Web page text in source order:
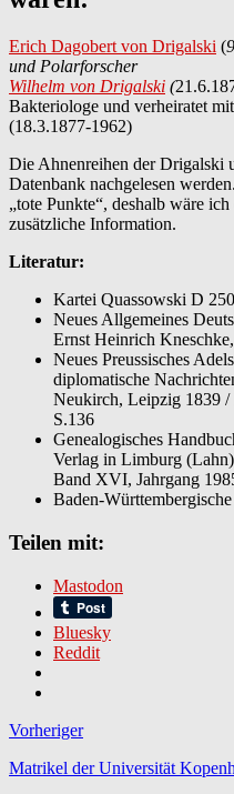
Erich Dagobert von Drigalski (
und Polarforscher
Wilhelm von Drigalski (
Bakteriologe und verheiratet
(18.3.1877-1962)
Die Ahnenreihen der Drigalski
Datenbank nachgelesen
„tote Punkte“, deshalb wäre
zusätzliche Information.
Literatur:
Kartei Quassowski D 250
Neues Allgemeines
Ernst Heinrich
Neues Preussisches
diplomatische
Neukirch, Leipzig 1839 /
S.136
Genealogisches
Verlag in Limburg
Band XVI, Jahrgang
Baden-
Teilen mit:
Mastodon
Bluesky
Reddit
Vorheriger
Matrikel der Universität